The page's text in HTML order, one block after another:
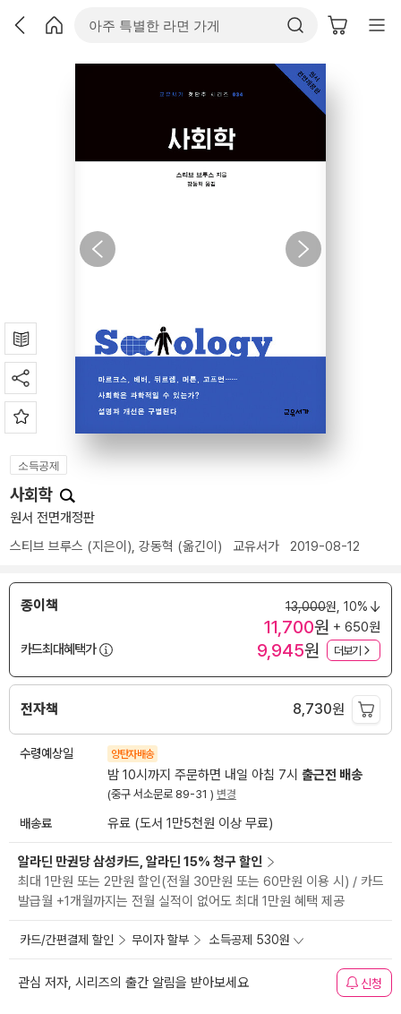
소득공제
사회학
원서 전면개정판
스티브 브루스 (지은이), 강동혁 (옮긴이) 교유서가 2019-08-12
종이책 13,000원, 10%
11,700원 + 650원
카드최대혜택가
9,945원 더보기
전자책 8,730원
수령예상일 양탄자배송
밤 10시까지 주문하면 내일 아침 7시 출근전 배송
(중구 서소문로 89-31 ) 변경
배송료 유료 (도서 1만5천원 이상 무료)
알라딘 만권당 삼성카드, 알라딘 15% 청구 할인
최대 1만원 또는 2만원 할인(전월 30만원 또는 60만원 이용 시) / 카드
발급월 +1개월까지는 전월 실적이 없어도 최대 1만원 혜택 제공
카드/간편결제 할인 무이자 할부 소득공제 530원
관심 저자, 시리즈의 출간 알림을 받아보세요 신청